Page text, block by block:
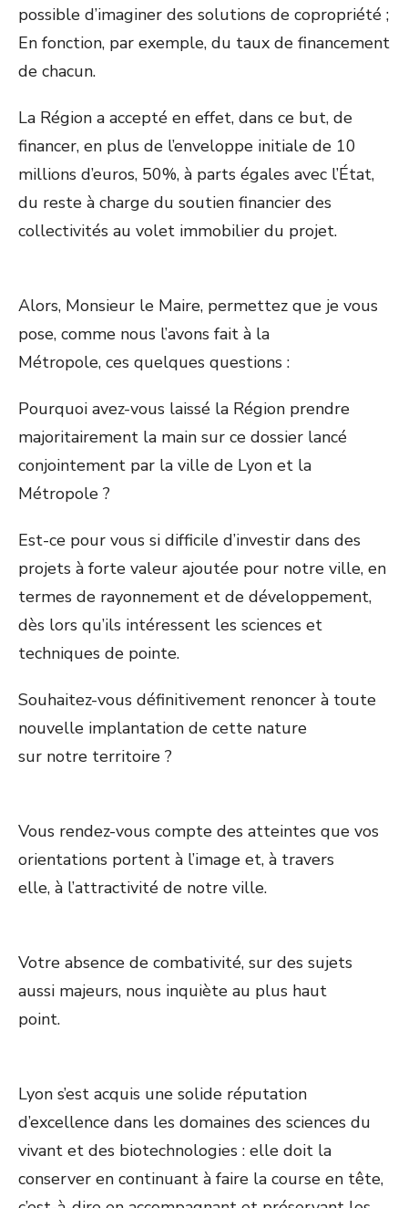
possible d’imaginer des solutions de copropriété ;
En fonction, par exemple, du taux de financement
de chacun.
La Région a accepté en effet, dans ce but, de
financer, en plus de l’enveloppe initiale de 10
millions d’euros, 50%, à parts égales avec l’État,
du reste à charge du soutien financier des
collectivités au volet immobilier du projet.
Alors, Monsieur le Maire, permettez que je vous
pose, comme nous l’avons fait à la
Métropole, ces quelques questions :
Pourquoi avez-vous laissé la Région prendre
majoritairement la main sur ce dossier lancé
conjointement par la ville de Lyon et la
Métropole ?
Est-ce pour vous si difficile d’investir dans des
projets à forte valeur ajoutée pour notre ville, en
termes de rayonnement et de développement,
dès lors qu’ils intéressent les sciences et
techniques de pointe.
Souhaitez-vous définitivement renoncer à toute
nouvelle implantation de cette nature
sur notre territoire ?
Vous rendez-vous compte des atteintes que vos
orientations portent à l’image et, à travers
elle, à l’attractivité de notre ville.
Votre absence de combativité, sur des sujets
aussi majeurs, nous inquiète au plus haut
point.
Lyon s’est acquis une solide réputation
d’excellence dans les domaines des sciences du
vivant et des biotechnologies : elle doit la
conserver en continuant à faire la course en tête,